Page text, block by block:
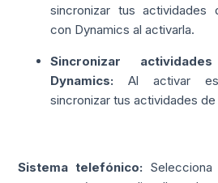
sincronizar tus actividades
con Dynamics al activarla.
Sincronizar
Dynamics: Al activar
sincronizar tus actividades
Sistema telefónico: